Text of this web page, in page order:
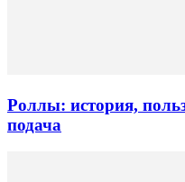
Роллы: история,
подача